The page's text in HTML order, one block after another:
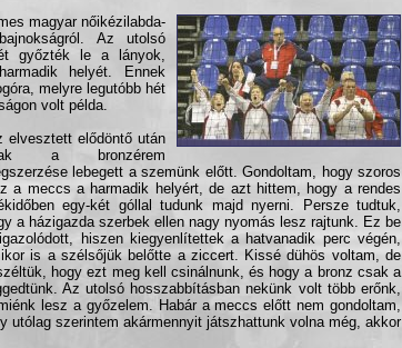
magyar nőikézilabda-
Az utolsó
győzték le a lányok,
helyét. Ennek
melyre legutóbb hét
volt példa.
elvesztett elődöntő után
a bronzérem
lebegett a szemünk előtt. Gondoltam, hogy szoros
a meccs a harmadik helyért, de azt hittem, hogy a rendes
egy-két góllal tudunk majd nyerni. Persze tudtuk,
a házigazda szerbek ellen nagy nyomás lesz rajtunk. Ez be
hiszen kiegyenlítettek a hatvanadik perc végén,
is a szélsőjük belőtte a ziccert. Kissé dühös voltam, de
hogy ezt meg kell csinálnunk, és hogy a bronz csak a
Az utolsó hosszabbításban nekünk volt több erőnk,
lesz a győzelem. Habár a meccs előtt nem gondoltam,
utólag szerintem akármennyit játszhattunk volna még, akkor